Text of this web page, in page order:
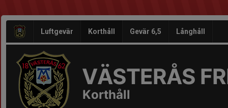
Luftgevär Korthåll Gevär 6,5 Långhåll
VÄSTERÅS
Korthåll